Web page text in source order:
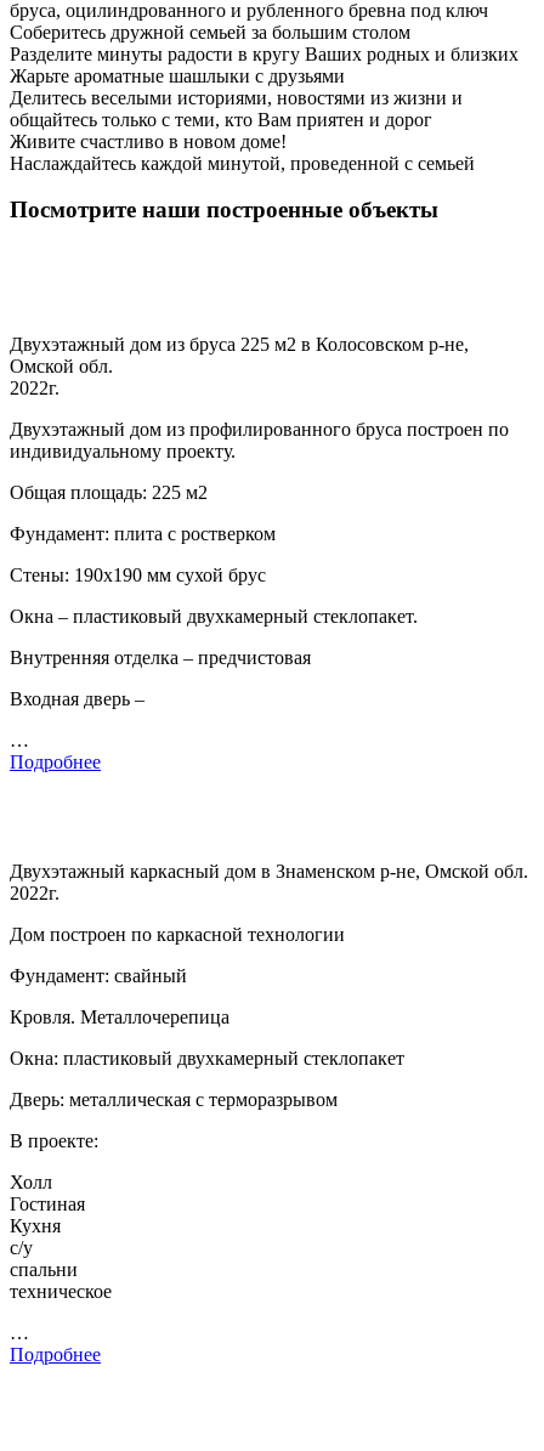
бруса, оцилиндрованного и рубленного бревна под ключ
Соберитесь дружной семьей за большим столом
Разделите минуты радости в кругу Ваших родных и близких
Жарьте ароматные шашлыки с друзьями
Делитесь веселыми историями, новостями из жизни и
общайтесь только с теми, кто Вам приятен и дорог
Живите счастливо в новом доме!
Наслаждайтесь каждой минутой, проведенной с семьей
Посмотрите наши построенные объекты
Двухэтажный дом из бруса 225 м2 в Колосовском р-не,
Омской обл.
2022г.
Двухэтажный дом из профилированного бруса построен по
индивидуальному проекту.
Общая площадь: 225 м2
Фундамент: плита с ростверком
Стены: 190х190 мм сухой брус
Окна – пластиковый двухкамерный стеклопакет.
Внутренняя отделка – предчистовая
Входная дверь –
…
Подробнее
Двухэтажный каркасный дом в Знаменском р-не, Омской обл.
2022г.
Дом построен по каркасной технологии
Фундамент: свайный
Кровля. Металлочерепица
Окна: пластиковый двухкамерный стеклопакет
Дверь: металлическая с терморазрывом
В проекте:
Холл
Гостиная
Кухня
с/у
спальни
техническое
…
Подробнее